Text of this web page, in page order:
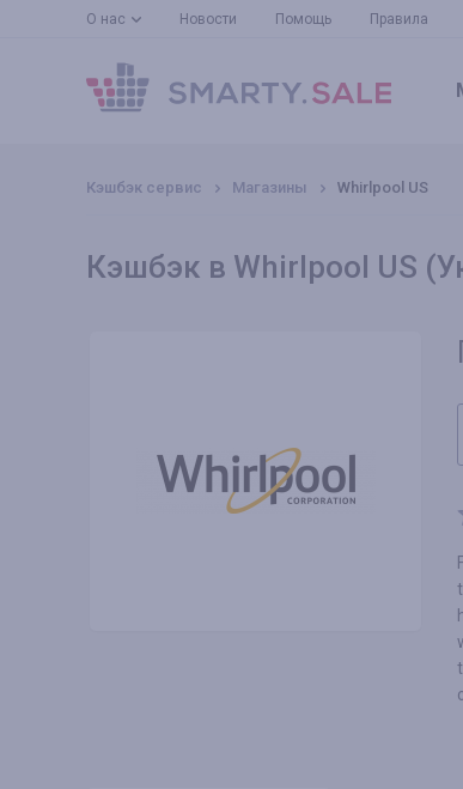
О нас Новости Помощь Правила
Кэшбэк сервис Магазины Whirlpool US
Кэшбэк в Whirlpool US